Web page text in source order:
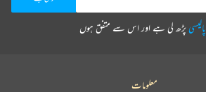
پڑھ لی ہے اور اس سے متفق ہوں
معلومات